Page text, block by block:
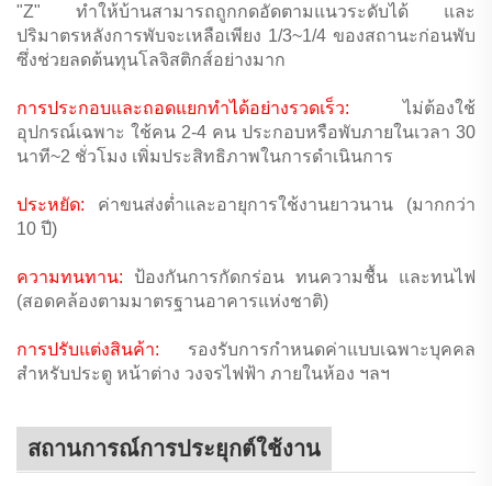
"Z" ทำให้บ้านสามารถถูกกดอัดตามแนวระดับได้ และ
ปริมาตรหลังการพับจะเหลือเพียง 1/3~1/4 ของสถานะก่อนพับ
ซึ่งช่วยลดต้นทุนโลจิสติกส์อย่างมาก
การประกอบและถอดแยกทำได้อย่างรวดเร็ว:ไม่ต้องใช้
อุปกรณ์เฉพาะ ใช้คน 2-4 คน ประกอบหรือพับภายในเวลา 30
นาที~2 ชั่วโมง เพิ่มประสิทธิภาพในการดำเนินการ
ประหยัด: ค่าขนส่งต่ำและอายุการใช้งานยาวนาน (มากกว่า
10 ปี)
ความทนทาน: ป้องกันการกัดกร่อน ทนความชื้น และทนไฟ
(สอดคล้องตามมาตรฐานอาคารแห่งชาติ)
การปรับแต่งสินค้า:
รองรับการกำหนดค่าแบบเฉพาะบุคคล
สำหรับประตู หน้าต่าง วงจรไฟฟ้า ภายในห้อง ฯลฯ
สถานการณ์การประยุกต์ใช้งาน